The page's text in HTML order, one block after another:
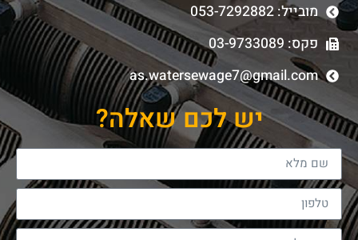
מובייל: 053-7292882
פקס: 03-9733089
as.watersewage7@gmail.com
יש לכם שאלה?